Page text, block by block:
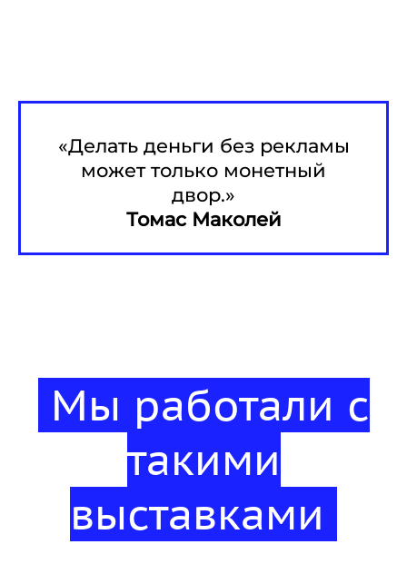
«Делать деньги без рекламы
может только монетный
двор.»
Томас Маколей
Мы работали с
такими
выставками